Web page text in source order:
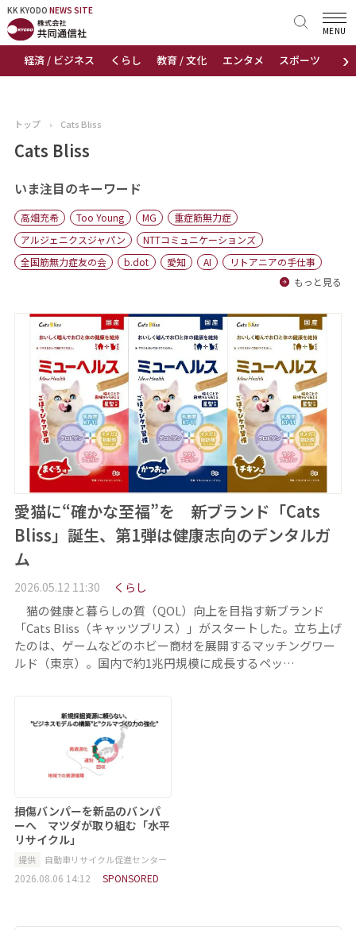
KK KYODO NEWS SITE
›
経済 / ビジネス くらし 教育 / 文化 エンタメ スポーツ 地域
MENU
KK KYODONEWS SITE
トップページ
ニュース
おすすめコンテンツ
出版物
会社概要
トップ › Cats Bliss
Cats Bliss
いま注目のキーワード
高畑充希 Too Young MG
重症筋無力症
アルジェニクスジャパン
NTTコミュニケーションズ
全国筋無力症友の会
b.dot 愛知 AI
リトアニアの手仕事
もっと見る
愛猫に“確かな至福”を 新ブランド「Cats
Bliss」誕生、第1弾は健康志向のデンタルガ
ム
2026.05.12 11:30 くらし
猫の健康と暮らしの質（QOL）向上を目指す新ブランド
「Cats Bliss（キャッツブリス）」がスタートした。立ち上げ
たのは、ゲームなどのホビー商材を展開するマッチングワー
ルド（東京）。国内で約1兆円規模に成長するペッ…
損傷バンパーを新品のバンパ
ーへ マツダが取り組む「水平
リサイクル」
提供 自動車リサイクル促進センター
2026.08.06 14:12 SPONSORED